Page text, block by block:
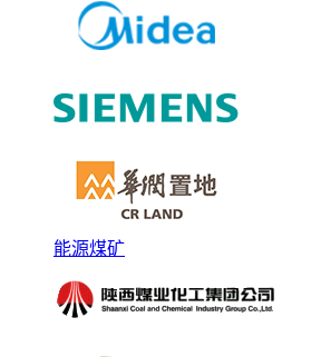
能源煤矿